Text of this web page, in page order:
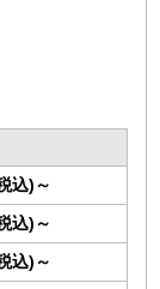
込)～
込)～
込)～